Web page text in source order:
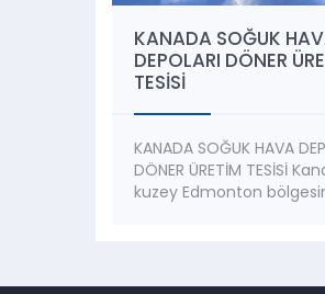
KANADA SOĞUK
DEPOLARI DÖNER
TESİSİ
KANADA SOĞUK HAVA
DÖNER ÜRETİM TESİSİ
kuzey Edmonton